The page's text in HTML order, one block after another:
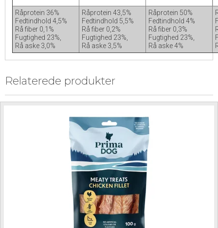
Råprotein 36%
Fedtindhold 4,5%
Rå fiber 0,1%
Fugtighed 23%,
Rå aske 3,0%
Råprotein 43,5%
Fedtindhold 5,5%
Rå fiber 0,2%
Fugtighed 23%,
Rå aske 3,5%
Råprotein 50%
Fedtindhold 4%
Rå fiber 0,3%
Fugtighed 23%,
Rå aske 4%
Relaterede produkter